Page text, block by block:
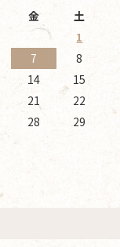
金 土
1
7
8
14
15
21
22
28
29